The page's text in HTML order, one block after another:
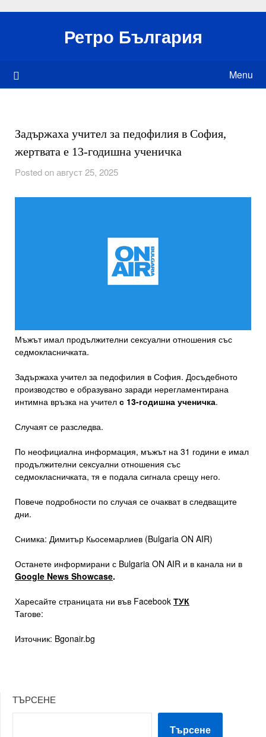
Ретро България
Menu
Задържаха учител за педофилия в София,
жертвата е 13-годишна ученичка
Posted on август 25, 2025
Мъжът имал продължителни сексуални отношения със
седмокласничката.
Задържаха учител за педофилия в София. Досъдебното
производство е образувано заради нерегламентирана
интимна връзка на учител с 13-годишна ученичка.
Случаят се разследва.
По неофициална информация, мъжът на 31 години е имал
продължителни сексуални отношения със
седмокласничката, тя е подала сигнала срещу него.
Повече подробности по случая се очакват в следващите
дни.
Снимка: Димитър Кьосемарлиев (Bulgaria ON AIR)
Останете информирани с Bulgaria ON AIR и в канала ни в
Google News Showcase.
Харесайте страницата ни във Facebook ТУК
Тагове:
Източник: Bgonair.bg
ТЪРСЕНЕ
Търсене